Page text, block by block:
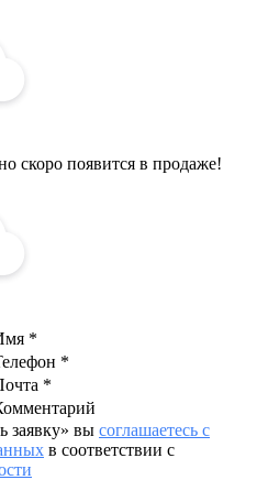
скоро появится в продаже!
*
*
*
заявку» вы соглашаетесь с
в соответствии с